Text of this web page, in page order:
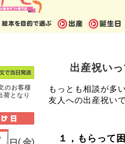
出産祝いっ
もっとも相談が多
友人への出産祝い
１，もらって